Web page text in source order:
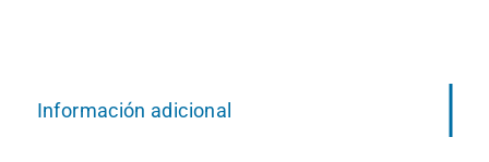
Información adicional